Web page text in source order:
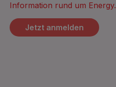
Information rund um Energy.
Jetzt anmelden